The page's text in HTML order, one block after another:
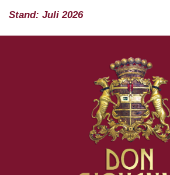
Stand: Juli 2026